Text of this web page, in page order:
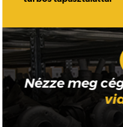
Nézze meg